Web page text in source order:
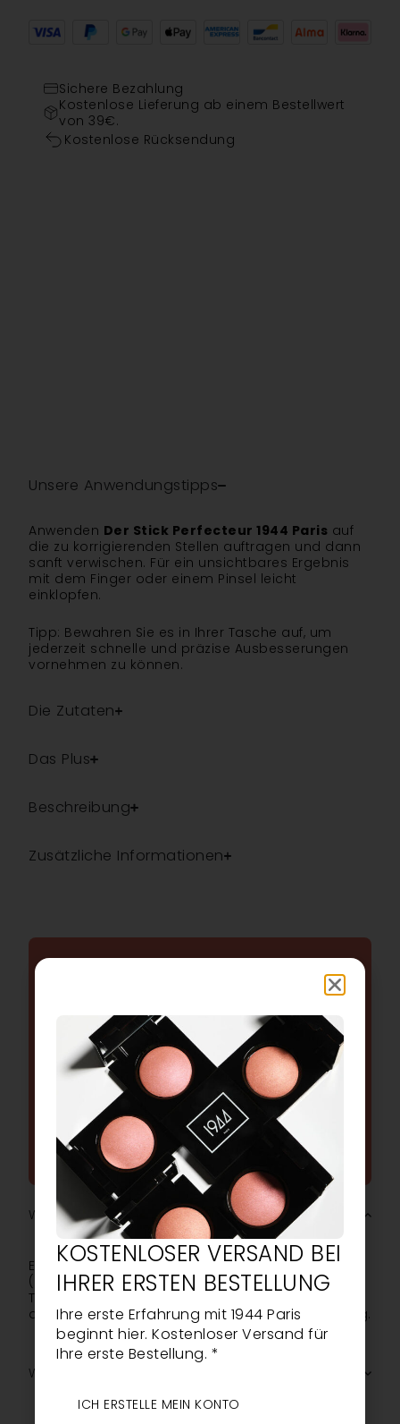
Sichere Bezahlung
Kostenlose Lieferung ab einem Bestellwert
von 39€.
Kostenlose Rücksendung
Unsere Anwendungstipps
Anwenden Der Stick Perfecteur 1944 Paris auf
die zu korrigierenden Stellen auftragen und dann
sanft verwischen. Für ein unsichtbares Ergebnis
mit dem Finger oder einem Pinsel leicht
einklopfen.
Tipp: Bewahren Sie es in Ihrer Tasche auf, um
jederzeit schnelle und präzise Ausbesserungen
vornehmen zu können.
Die Zutaten
Das Plus
Beschreibung
Zusätzliche Informationen
HÄUFIG GESTELLTE
FRAGEN
ALLE HÄUFIG GESTELLTEN
FRAGEN ZU UNSEREN
PRODUKTEN
EINE FRAGE STELLEN
Wie wirkt der Stick Perfecteur 1944 Paris?
Es korrigiert sofort kleine Unregelmäßigkeiten
(Rötungen, Glanz, Poren) und vereinheitlicht den
Teint. Ideal für schnelle Ausbesserungen während
des Tages, hinterlässt es die Haut klar und samtig.
Wie ist seine Deckkraft und sein Finish?
KOSTENLOSER VERSAND BEI
IHRER ERSTEN BESTELLUNG
Ihre erste Erfahrung mit 1944 Paris
beginnt hier. Kostenloser Versand für
Ihre erste Bestellung. *
ICH ERSTELLE MEIN KONTO